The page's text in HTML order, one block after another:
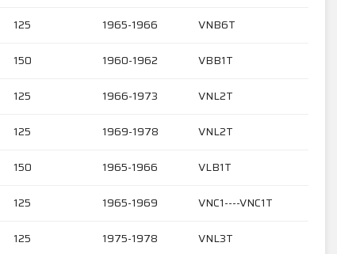
125 1965-1966 VNB6T
150 1960-1962 VBB1T
125 1966-1973 VNL2T
125 1969-1978 VNL2T
150 1965-1966 VLB1T
125 1965-1969 VNC1----VNC1T
125 1975-1978 VNL3T